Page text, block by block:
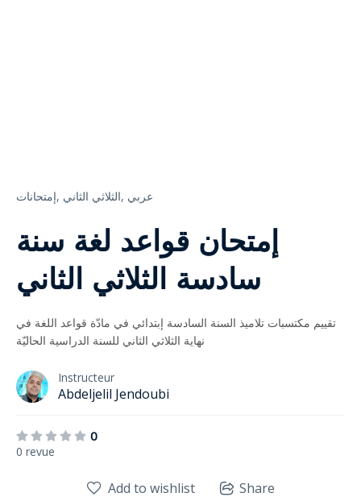
إمتحانات, الثلاثي الثاني, عربي
إمتحان قواعد لغة سنة
سادسة الثلاثي الثاني
تقييم مكتسبات تلاميذ السنة السادسة إبتدائي في مادّة قواعد اللغة في
نهاية الثلاثي الثاني للسنة الدراسية الحاليّة
Instructeur
Abdeljelil Jendoubi
0
0 revue
Add to wishlist Share